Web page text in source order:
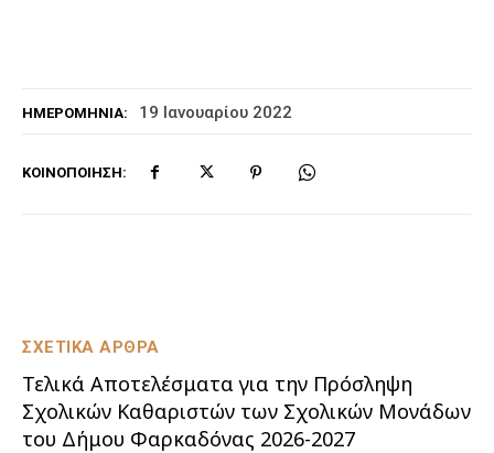
ΗΜΕΡΟΜΗΝΊΑ: 19 Ιανουαρίου 2022
ΚΟΙΝΟΠΟΊΗΣΗ:
ΣΧΕΤΙΚΑ ΑΡΘΡΑ
Τελικά Αποτελέσματα για την Πρόσληψη
Σχολικών Καθαριστών των Σχολικών Μονάδων
του Δήμου Φαρκαδόνας 2026-2027